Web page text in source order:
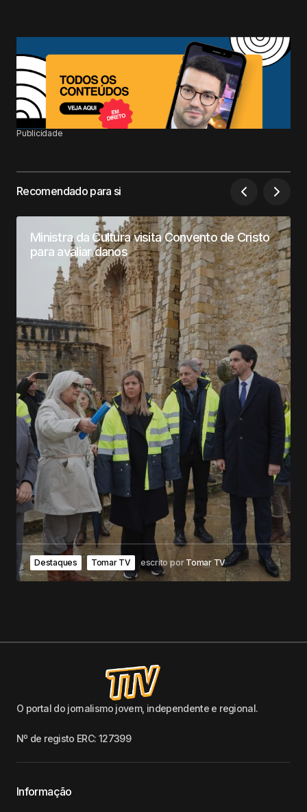
Publicidade
Recomendado para si
Ministra da Cultura visita Convento de Cristo
para avaliar danos
Destaques Tomar TV escrito por Tomar TV
O portal do jornalismo jovem, independente e regional.
Nº de registo ERC: 127399
Informação